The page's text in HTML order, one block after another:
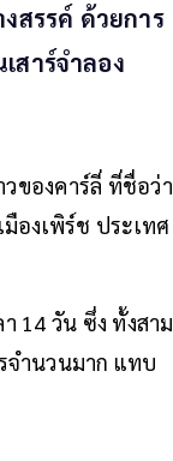
สรรค์ ด้วยการ
สาร์จำลอง
ของคาร์ลี่ ที่ชื่อว่า
องเพิร์ช ประเทศ
14 วัน ซึ่ง ทั้งสาม
จำนวนมาก แทบ